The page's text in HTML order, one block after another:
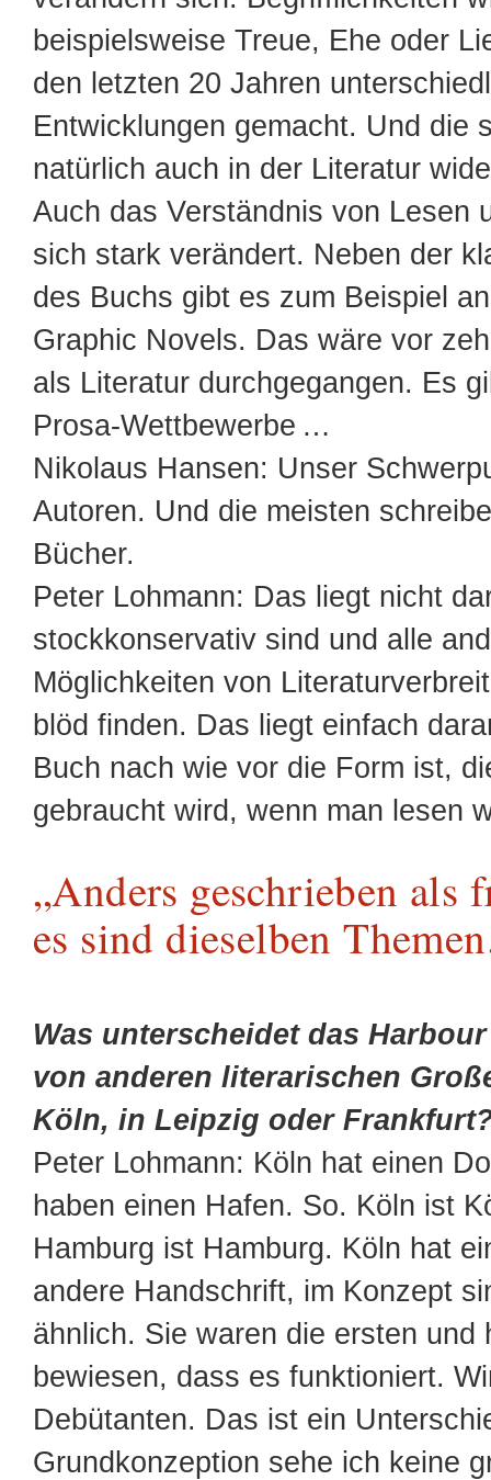
beispielsweise Treue, Ehe oder
den letzten 20 Jahren
Entwicklungen gemacht. Und die
natürlich auch in der Literatur
Auch das Verständnis von Lesen
sich stark verändert. Neben der
des Buchs gibt es zum Beispiel
Graphic Novels. Das wäre vor
als Literatur durchgegangen. Es
Prosa-Wettbewerbe …
Nikolaus Hansen: Unser
Autoren. Und die meisten
Bücher.
Peter Lohmann: Das liegt nicht
stockkonservativ sind und alle
Möglichkeiten von
blöd finden. Das liegt einfach
Buch nach wie vor die Form ist,
gebraucht wird, wenn man lesen
„Anders geschrieben als
es sind dieselben
Was unterscheidet das
von anderen literarischen
Köln, in Leipzig oder
Peter Lohmann: Köln hat einen
haben einen Hafen. So. Köln ist
Hamburg ist Hamburg. Köln hat
andere Handschrift, im Konzept
ähnlich. Sie waren die ersten und
bewiesen, dass es funktioniert.
Debütanten. Das ist ein
Grundkonzeption sehe ich keine